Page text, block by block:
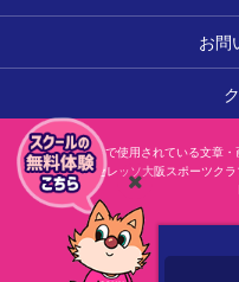
お問
本サイトで使用されている文章・
一般社団法人セレッソ大阪スポーツク
閉
じ
る